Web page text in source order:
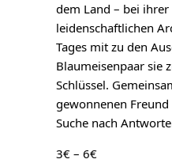
dem Land – bei
leidenschaftlichen
Tages mit zu den
Blaumeisenpaar sie
Schlüssel.
gewonnenen
Suche nach
3€ – 6€